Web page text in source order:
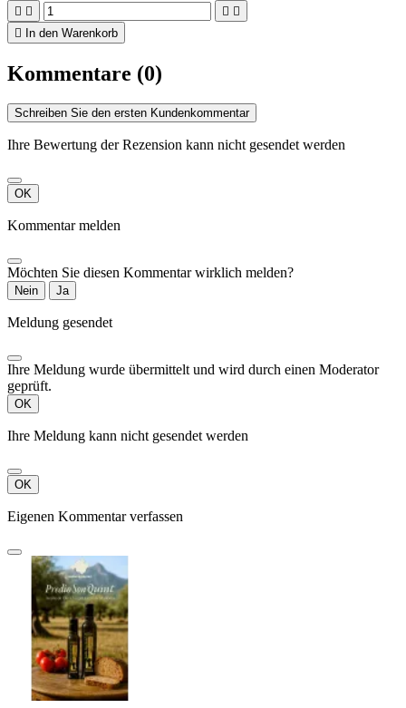
   
 In den Warenkorb
Kommentare (0)
Schreiben Sie den ersten Kundenkommentar
Ihre Bewertung der Rezension kann nicht gesendet werden
OK
Kommentar melden
Möchten Sie diesen Kommentar wirklich melden?
Nein Ja
Meldung gesendet
Ihre Meldung wurde übermittelt und wird durch einen Moderator
geprüft.
OK
Ihre Meldung kann nicht gesendet werden
OK
Eigenen Kommentar verfassen